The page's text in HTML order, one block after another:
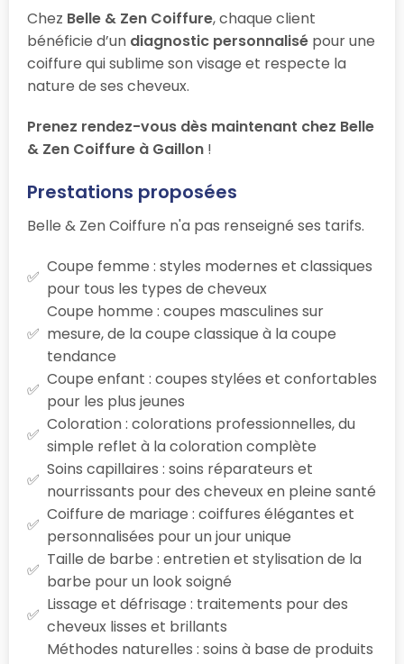
Chez Belle & Zen Coiffure, chaque client
bénéficie d’un diagnostic personnalisé pour une
coiffure qui sublime son visage et respecte la
nature de ses cheveux.
Prenez rendez-vous dès maintenant chez Belle
& Zen Coiffure à Gaillon !
Prestations proposées
Belle & Zen Coiffure n'a pas renseigné ses tarifs.
Coupe femme : styles modernes et classiques
pour tous les types de cheveux
Coupe homme : coupes masculines sur
mesure, de la coupe classique à la coupe
tendance
Coupe enfant : coupes stylées et confortables
pour les plus jeunes
Coloration : colorations professionnelles, du
simple reflet à la coloration complète
Soins capillaires : soins réparateurs et
nourrissants pour des cheveux en pleine santé
Coiffure de mariage : coiffures élégantes et
personnalisées pour un jour unique
Taille de barbe : entretien et stylisation de la
barbe pour un look soigné
Lissage et défrisage : traitements pour des
cheveux lisses et brillants
Méthodes naturelles : soins à base de produits